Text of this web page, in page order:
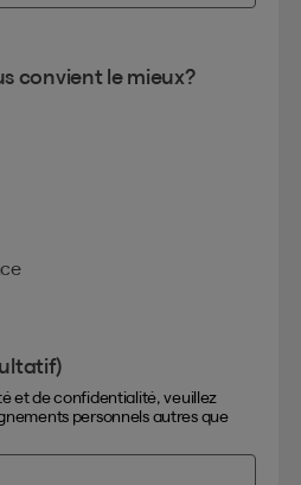
convient le mieux?
et de confidentialité, veuillez
personnels autres que